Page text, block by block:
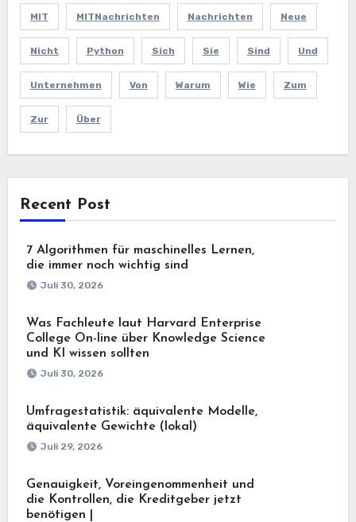
MIT MITNachrichten Nachrichten Neue
Nicht Python Sich Sie Sind Und
Unternehmen Von Warum Wie Zum
Zur Über
Recent Post
7 Algorithmen für maschinelles Lernen,
die immer noch wichtig sind
Juli 30, 2026
Was Fachleute laut Harvard Enterprise
College On-line über Knowledge Science
und KI wissen sollten
Juli 30, 2026
Umfragestatistik: äquivalente Modelle,
äquivalente Gewichte (lokal)
Juli 29, 2026
Genauigkeit, Voreingenommenheit und
die Kontrollen, die Kreditgeber jetzt
benötigen |